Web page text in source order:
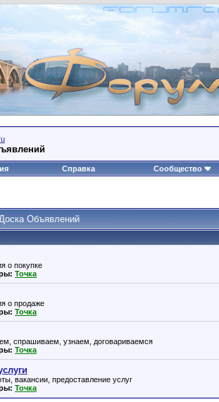
Справка Сообщество
Объявлений
о покупке
Точка
о продаже
Точка
спрашиваем, узнаем, договариваемся
Точка
вакансии, предоставление услуг
Точка